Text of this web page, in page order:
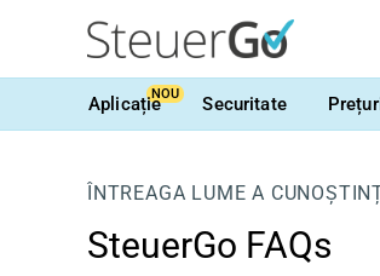
AplicațieNOU Securitate
ÎNTREAGA LUME A
SteuerGo FAQs